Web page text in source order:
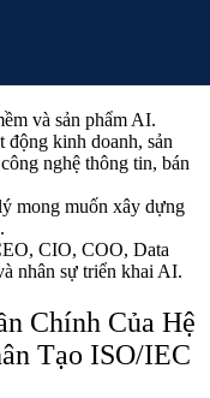
và sản phẩm AI.
kinh doanh, sản
nghệ thông tin, bán
mong muốn xây dựng
CIO, COO, Data
nhân sự triển khai AI.
Chính Của Hệ
Tạo ISO/IEC